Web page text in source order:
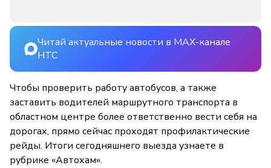
Читай актуальные новости в MAX-канале
НТС
Чтобы проверить работу автобусов, а также
заставить водителей маршрутного транспорта в
областном центре более ответственно вести себя на
дорогах, прямо сейчас проходят профилактические
рейды. Итоги сегодняшнего выезда узнаете в
рубрике «Автохам».